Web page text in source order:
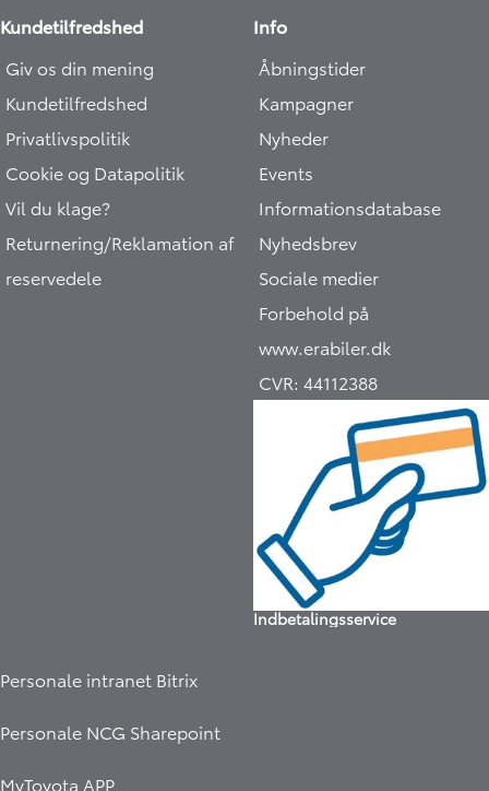
Kundetilfredshed
Giv os din mening
Kundetilfredshed
Privatlivspolitik
Cookie og Datapolitik
Vil du klage?
Returnering/Reklamation af
reservedele
Info
Åbningstider
Kampagner
Nyheder
Events
Informationsdatabase
Nyhedsbrev
Sociale medier
Forbehold på
www.erabiler.dk
CVR:44112388
Indbetalingsservice
Personale intranet Bitrix
Personale NCG Sharepoint
MyToyota APP